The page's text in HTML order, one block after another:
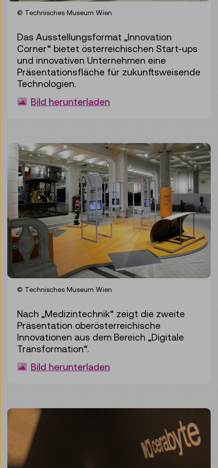
© Technisches Museum Wien
Das Ausstellungsformat „Innovation
Corner“ bietet österreichischen Start-ups
und innovativen Unternehmen eine
Präsentationsfläche für zukunftsweisende
Technologien.
Bild herunterladen
© Technisches Museum Wien
Nach „Medizintechnik“ zeigt die zweite
Präsentation oberösterreichische
Innovationen aus dem Bereich „Digitale
Transformation“.
Bild herunterladen